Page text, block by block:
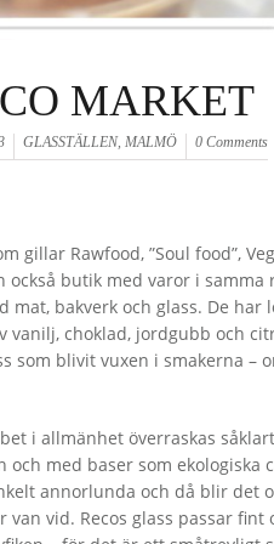
MARKET
GLASSTÄLLEN, MALMÖ 0 Comments
gillar Rawfood, ”Soul food”,
också butik med varor i
mat, bakverk och glass. De
vanilj, choklad, jordgubb och
som blivit vuxen i smakerna –
i allmänhet överraskas
med baser som ekologiska
annorlunda och då blir det
vid. Recos glass passar fint